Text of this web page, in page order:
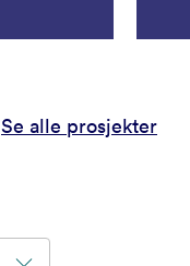
Se alle prosjekter